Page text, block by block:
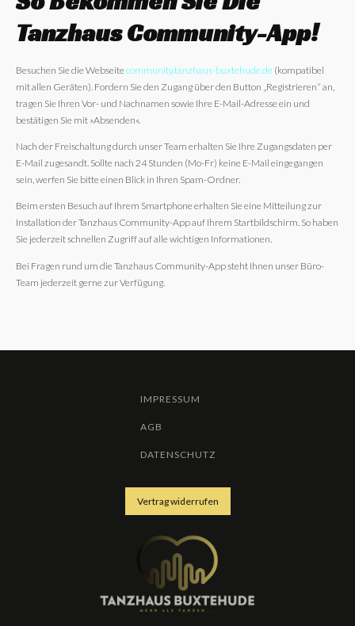
Tanzhaus Community-App!
Besuchen Sie die Webseite community.tanzhaus-buxtehude.de (kompatibel
mit allen Geräten). Fordern Sie den Zugang über den Button „Registrieren“ an,
tragen Sie Ihren Vor- und Nachnamen sowie Ihre E-Mail-Adresse ein und
bestätigen Sie mit »Absenden«.
Nach der Freischaltung durch unser Team erhalten Sie Ihre Zugangsdaten per
E-Mail zugesandt. Sollte nach 24 Stunden (Mo-Fr) keine E-Mail eingegangen
sein, werfen Sie bitte einen Blick in Ihren Spam-Ordner.
Beim ersten Besuch auf Ihrem Smartphone erhalten Sie eine Mitteilung zur
Installation der Tanzhaus Community-App auf Ihrem Startbildschirm. So haben
Sie jederzeit schnellen Zugriff auf alle wichtigen Informationen.
Bei Fragen rund um die Tanzhaus Community-App steht Ihnen unser Büro-
Team jederzeit gerne zur Verfügung.
IMPRESSUM
AGB
DATENSCHUTZ
Vertrag widerrufen